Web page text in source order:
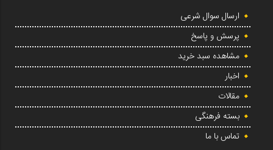
ارسال سوال شرعی
پرسش و پاسخ
مشاهده سبد خرید
اخبار
مقالات
بسته فرهنگی
تماس با ما